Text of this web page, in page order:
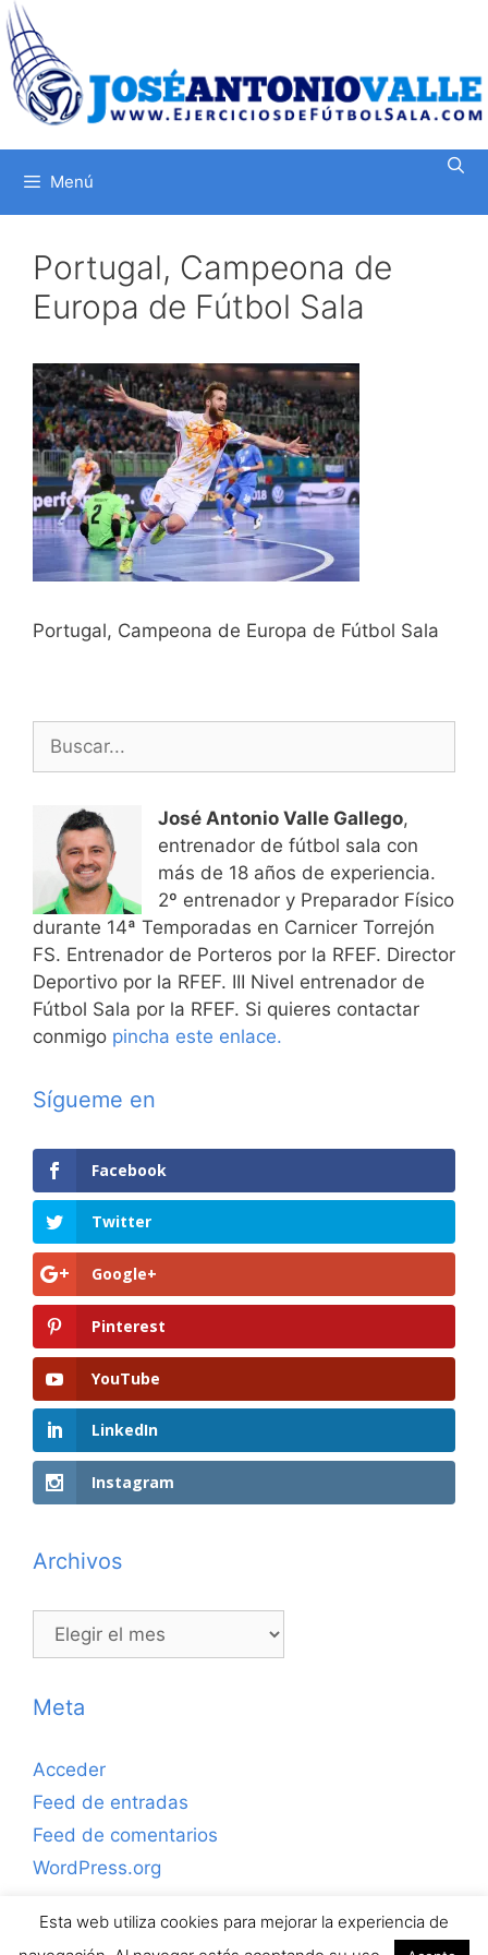
Saltar
al
contenido
Menú
Portugal, Campeona de
Europa de Fútbol Sala
Portugal, Campeona de Europa de Fútbol Sala
José Antonio Valle Gallego,
entrenador de fútbol sala con
más de 18 años de experiencia.
2º entrenador y Preparador Físico
durante 14ª Temporadas en Carnicer Torrejón
FS. Entrenador de Porteros por la RFEF. Director
Deportivo por la RFEF. III Nivel entrenador de
Fútbol Sala por la RFEF. Si quieres contactar
conmigo pincha este enlace.
Sígueme en
Facebook
Twitter
Google+
Pinterest
YouTube
LinkedIn
Instagram
Archivos
Archivos
Meta
Acceder
Feed de entradas
Feed de comentarios
WordPress.org
Esta web utiliza cookies para mejorar la experiencia de